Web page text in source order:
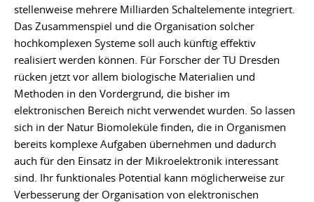
stellenweise mehrere Milliarden Schaltelemente integriert.
Das Zusammenspiel und die Organisation solcher
hochkomplexen Systeme soll auch künftig effektiv
realisiert werden können. Für Forscher der TU Dresden
rücken jetzt vor allem biologische Materialien und
Methoden in den Vordergrund, die bisher im
elektronischen Bereich nicht verwendet wurden. So lassen
sich in der Natur Biomoleküle finden, die in Organismen
bereits komplexe Aufgaben übernehmen und dadurch
auch für den Einsatz in der Mikroelektronik interessant
sind. Ihr funktionales Potential kann möglicherweise zur
Verbesserung der Organisation von elektronischen